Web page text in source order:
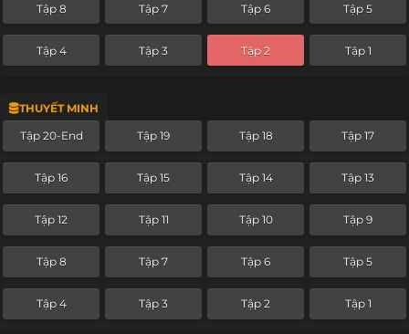
Tập 8 Tập 7 Tập 6 Tập 5
Tập 4 Tập 3 Tập 2 Tập 1
THUYẾT MINH
Tập 20-End Tập 19 Tập 18 Tập 17
Tập 16 Tập 15 Tập 14 Tập 13
Tập 12 Tập 11 Tập 10 Tập 9
Tập 8 Tập 7 Tập 6 Tập 5
Tập 4 Tập 3 Tập 2 Tập 1